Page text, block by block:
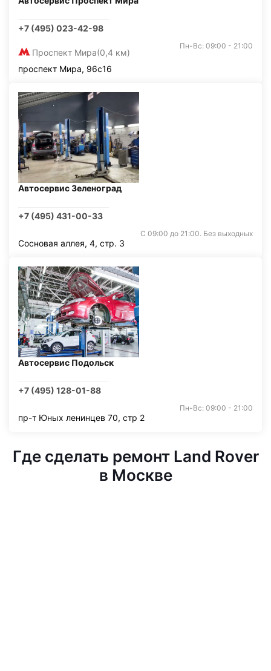
+7 (495) 023-42-98
Проспект Мира(0,4 км)
Пн-Вс: 09:00 - 21:00
проспект Мира, 96с16
Автосервис Зеленоград
+7 (495) 431-00-33
С 09:00 до 21:00. Без выходных
Сосновая аллея, 4, стр. 3
Автосервис Подольск
+7 (495) 128-01-88
Пн-Вс: 09:00 - 21:00
пр-т Юных ленинцев 70, стр 2
Где сделать ремонт Land Rover
в Москве